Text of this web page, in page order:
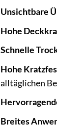
Unsichtbare
Hohe
Schnelle
Hohe
alltäglichen
Breites